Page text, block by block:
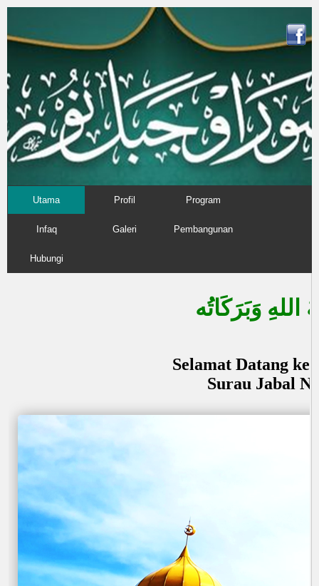
Utama Profil Program
Infaq Galeri Pembangunan
Hubungi